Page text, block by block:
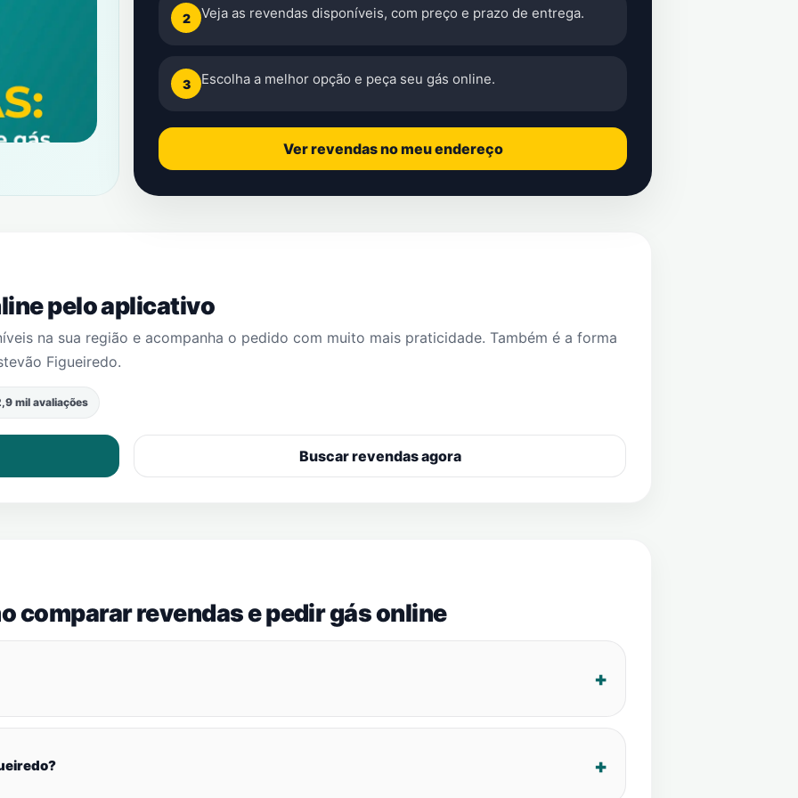
2 Veja as revendas disponíveis, com preço e prazo de entrega.
3 Escolha a melhor opção e peça seu gás online.
Ver revendas no meu endereço
pelo aplicativo
na sua região e acompanha o pedido com muito mais praticidade. Também é a forma
Figueiredo.
mil avaliações
Buscar revendas agora
comparar revendas e pedir gás online